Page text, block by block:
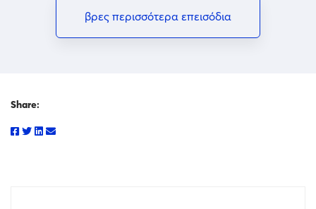
βρες περισσότερα επεισόδια
Share: